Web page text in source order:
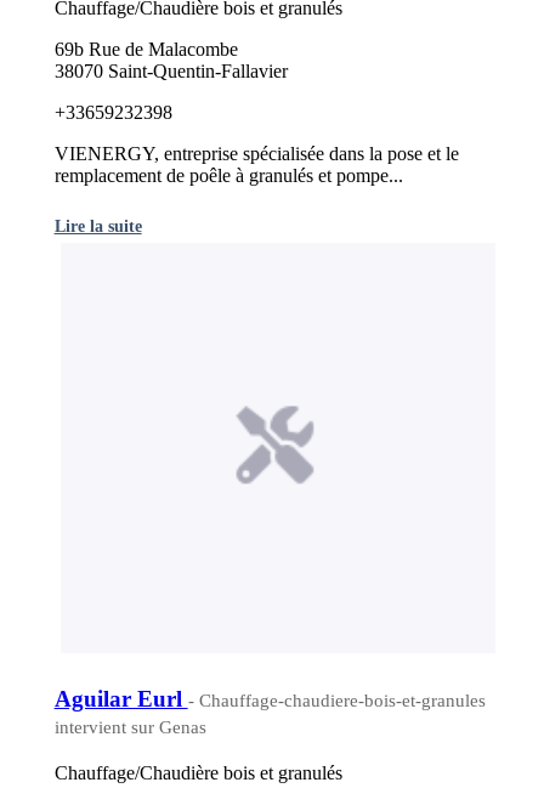
Chauffage/Chaudière bois et granulés
69b Rue de Malacombe
38070 Saint-Quentin-Fallavier
+33659232398
VIENERGY, entreprise spécialisée dans la pose et le
remplacement de poêle à granulés et pompe...
Lire la suite
Aguilar Eurl - Chauffage-chaudiere-bois-et-granules
intervient sur Genas
Chauffage/Chaudière bois et granulés